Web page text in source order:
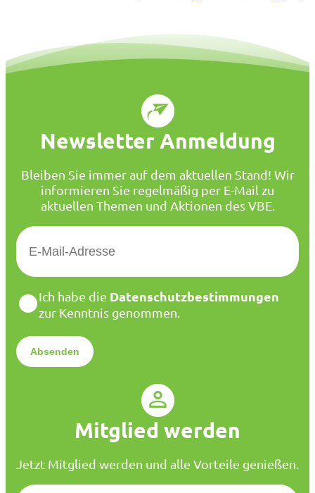
Newsletter Anmeldung
Bleiben Sie immer auf dem aktuellen Stand! Wir
informieren Sie regelmäßig per E-Mail zu
aktuellen Themen und Aktionen des VBE.
E
M
*
D
a
e
n
*
Ich habe die Datenschutzbestimmungen
zur Kenntnis genommen.
Mitglied werden
Jetzt Mitglied werden und alle Vorteile genießen.